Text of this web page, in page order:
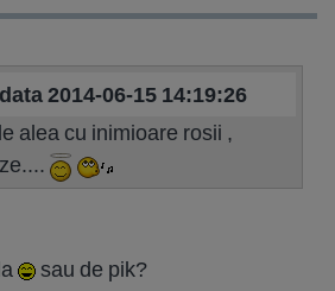
2014-06-15 14:19:26
alea cu inimioare rosii ,
sau de pik?